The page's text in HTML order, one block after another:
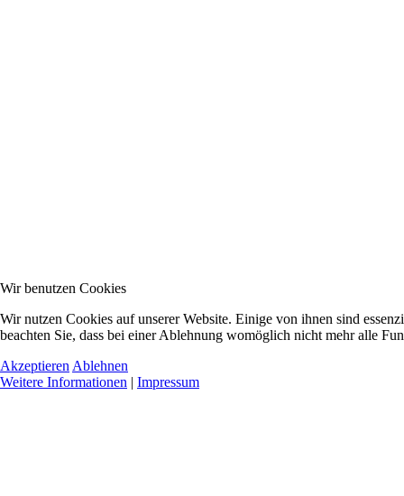
Wir benutzen Cookies
Wir nutzen Cookies auf unserer Website. Einige von ihnen sind
beachten Sie, dass bei einer Ablehnung womöglich nicht mehr alle
Akzeptieren Ablehnen
Weitere Informationen | Impressum